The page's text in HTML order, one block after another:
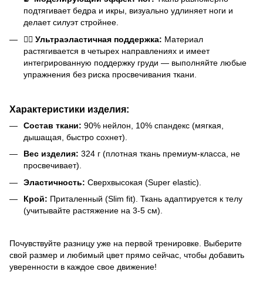
подтягивает бедра и икры, визуально удлиняет ноги и
делает силуэт стройнее.
🤸‍♀️ Ультраэластичная поддержка: Материал
растягивается в четырех направлениях и имеет
интегрированную поддержку груди — выполняйте любые
упражнения без риска просвечивания ткани.
Характеристики изделия:
Состав ткани: 90% нейлон, 10% спандекс (мягкая,
дышащая, быстро сохнет).
Вес изделия: 324 г (плотная ткань премиум-класса, не
просвечивает).
Эластичность: Сверхвысокая (Super elastic).
Крой: Приталенный (Slim fit). Ткань адаптируется к телу
(учитывайте растяжение на 3-5 см).
Почувствуйте разницу уже на первой тренировке. Выберите
свой размер и любимый цвет прямо сейчас, чтобы добавить
уверенности в каждое свое движение!